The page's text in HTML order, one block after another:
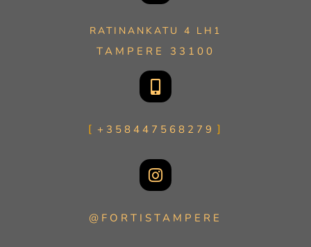
RATINANKATU 4 LH1
TAMPERE 33100
+358447568279
@FORTISTAMPERE